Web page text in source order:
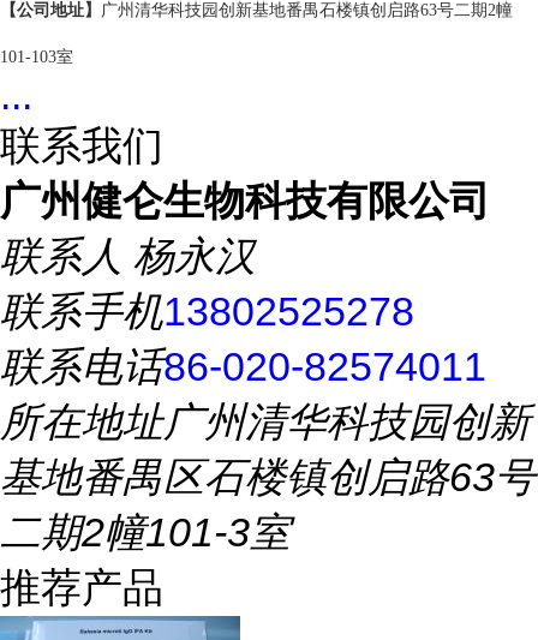
【公司地址】 广州清华科技园创新基地番禺石楼镇创启路63号二期2幢
101-103室
...
联系我们
广州健仑生物科技有限公司
联系人 杨永汉
联系手机13802525278
联系电话86-020-82574011
所在地址广州清华科技园创新
基地番禺区石楼镇创启路63号
二期2幢101-3室
推荐产品